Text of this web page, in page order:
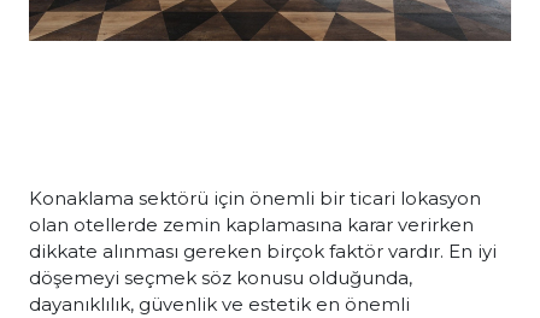
Konaklama sektörü için önemli bir ticari lokasyon
olan otellerde zemin kaplamasına karar verirken
dikkate alınması gereken birçok faktör vardır. En iyi
döşemeyi seçmek söz konusu olduğunda,
dayanıklılık, güvenlik ve estetik en önemli